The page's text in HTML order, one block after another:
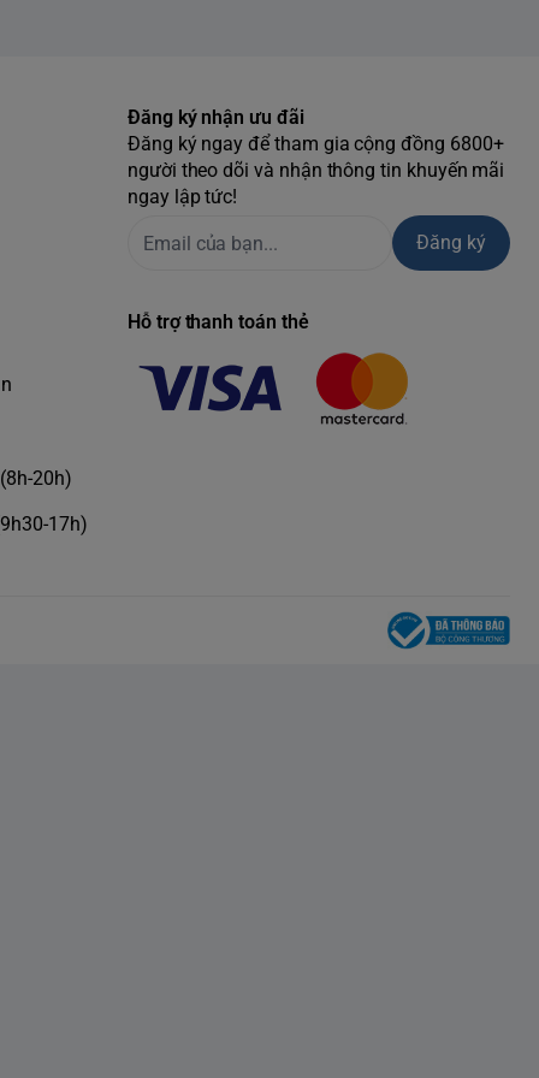
20h)
17h)
Đăng ký nhận ưu đãi
Đăng ký ngay để tham gia cộng đồng 6800+
người theo dõi và nhận thông tin khuyến mãi
ngay lập tức!
Đăng ký
Hỗ trợ thanh toán thẻ